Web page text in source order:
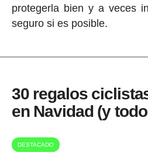
protegerla bien y a veces
seguro si es posible.
30 regalos
en Navidad (y
DESTACADO